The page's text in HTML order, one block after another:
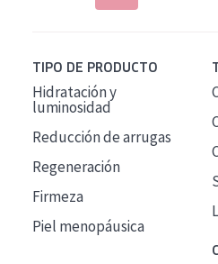
TIPO DE PRODUCTO
Hidratación y
luminosidad
Reducción de arrugas
Regeneración
Firmeza
Piel menopáusica